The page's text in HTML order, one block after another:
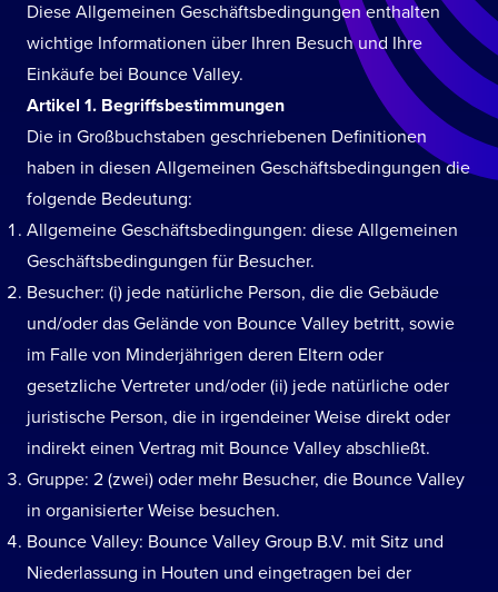
Diese Allgemeinen Geschäftsbedingungen enthalten
wichtige Informationen über Ihren Besuch und Ihre
Einkäufe bei Bounce Valley.
Artikel 1. Begriffsbestimmungen
Die in Großbuchstaben geschriebenen Definitionen
haben in diesen Allgemeinen Geschäftsbedingungen die
folgende Bedeutung:
Allgemeine Geschäftsbedingungen: diese Allgemeinen
Geschäftsbedingungen für Besucher.
Besucher: (i) jede natürliche Person, die die Gebäude
und/oder das Gelände von Bounce Valley betritt, sowie
im Falle von Minderjährigen deren Eltern oder
gesetzliche Vertreter und/oder (ii) jede natürliche oder
juristische Person, die in irgendeiner Weise direkt oder
indirekt einen Vertrag mit Bounce Valley abschließt.
Gruppe: 2 (zwei) oder mehr Besucher, die Bounce Valley
in organisierter Weise besuchen.
Bounce Valley: Bounce Valley Group B.V. mit Sitz und
Niederlassung in Houten und eingetragen bei der